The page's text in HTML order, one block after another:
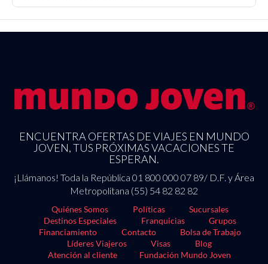
ENCUENTRA OFERTAS DE VIAJES EN MUNDO
JOVEN, TUS PRÓXIMAS VACACIONES TE
ESPERAN.
¡Llámanos! Toda la República 01 800 000 07 89/ D.F. y Área
Metropolitana (55) 54 82 82 82
Quiénes Somos Políticas
Sucursales
Destinos Especiales
Franquicias
Grupos
Financiamiento
Contacto
Bolsa de Trabajo
Líderes Viajeros
Visas
Blog
Atención al cliente
Fundación Mundo Joven